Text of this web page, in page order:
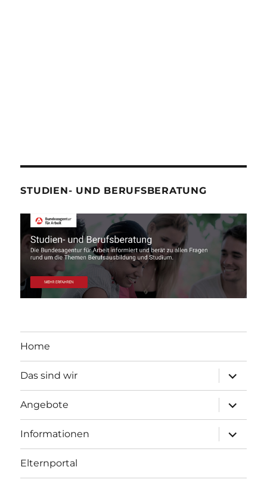
STUDIEN- UND BERUFSBERATUNG
Home
Das sind wir
öffnen
Angebote
öffnen
Informationen
öffnen
Elternportal